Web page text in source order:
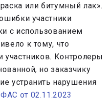
или битумный лак».
участники
с использованием
к тому, что
участников. Контролеры
но заказчику
устранить нарушения
от 02.11.2023